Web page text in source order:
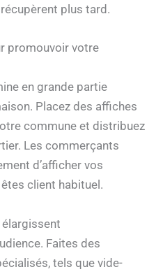
plus tard.
promouvoir votre
en grande partie
Placez des affiches
commune et distribuez
Les commerçants
d’afficher vos
client habituel.
élargissent
Faites des
tels que vide-